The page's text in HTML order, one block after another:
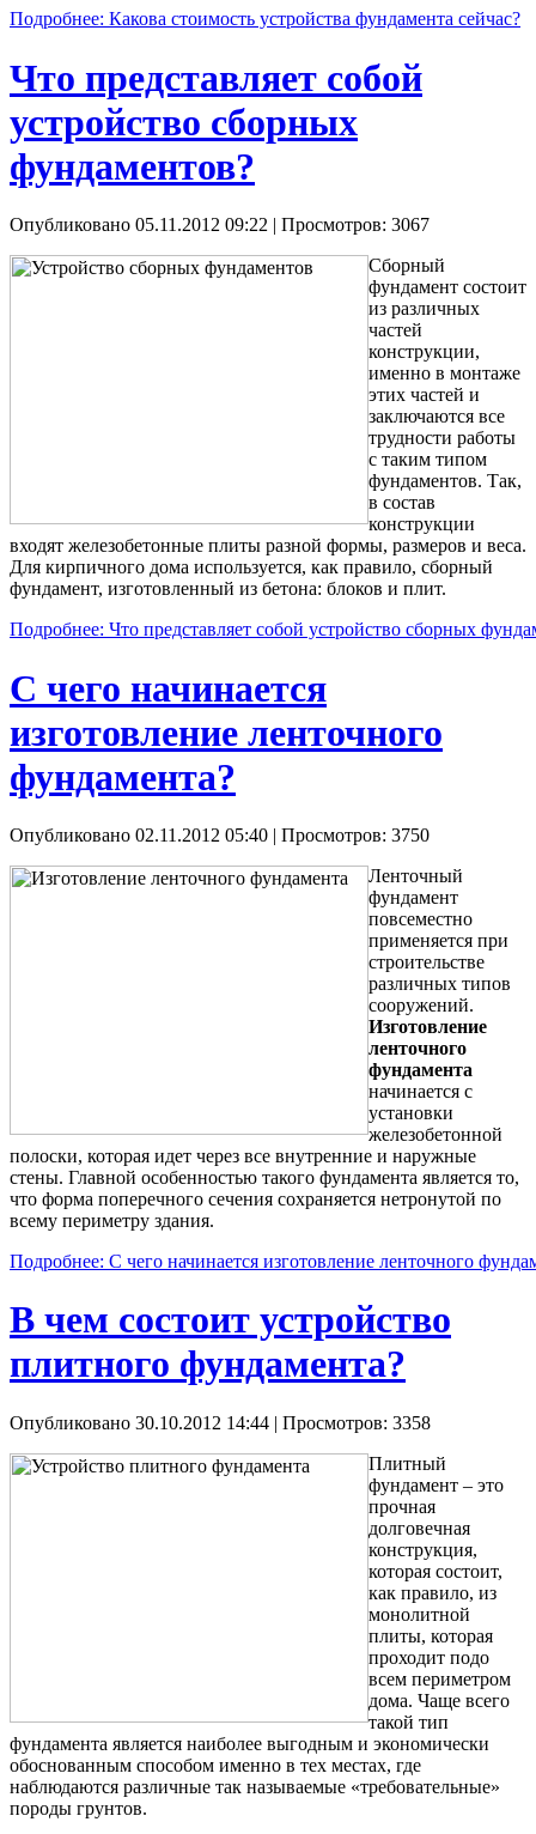
Подробнее: Какова стоимость устройства фундамента сейчас?
Что представляет собой
устройство сборных
фундаментов?
Опубликовано 05.11.2012 09:22 | Просмотров: 3067
Сборный
фундамент состоит
из различных
частей
конструкции,
именно в монтаже
этих частей и
заключаются все
трудности работы
с таким типом
фундаментов. Так,
в состав
конструкции
входят железобетонные плиты разной формы, размеров и веса.
Для кирпичного дома используется, как правило, сборный
фундамент, изготовленный из бетона: блоков и плит.
Подробнее: Что представляет собой устройство сборных
С чего начинается
изготовление ленточного
фундамента?
Опубликовано 02.11.2012 05:40 | Просмотров: 3750
Ленточный
фундамент
повсеместно
применяется при
строительстве
различных типов
сооружений.
Изготовление
ленточного
фундамента
начинается с
установки
железобетонной
полоски, которая идет через все внутренние и наружные
стены. Главной особенностью такого фундамента является то,
что форма поперечного сечения сохраняется нетронутой по
всему периметру здания.
Подробнее: С чего начинается изготовление ленточного
В чем состоит устройство
плитного фундамента?
Опубликовано 30.10.2012 14:44 | Просмотров: 3358
Плитный
фундамент – это
прочная
долговечная
конструкция,
которая состоит,
как правило, из
монолитной
плиты, которая
проходит подо
всем периметром
дома. Чаще всего
такой тип
фундамента является наиболее выгодным и экономически
обоснованным способом именно в тех местах, где
наблюдаются различные так называемые «требовательные»
породы грунтов.